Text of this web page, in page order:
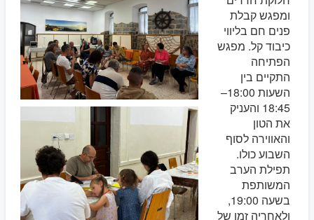
ומפגש קבלת
פנים חם בליווי
כיבוד קל. מפגש
הפתיחה
התקיים בין
השעות 18:00–
18:45 והעניק
את הטון
והאווירה לסוף
השבוע כולו.
תפילת הערב
המשותפת
בשעה 19:00,
ולאחריה זמן של